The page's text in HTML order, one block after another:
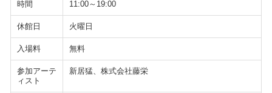
時間 11:00～19:00
休館日 火曜日
入場料 無料
参加アーテ
ィスト
新居猛、株式会社藤栄